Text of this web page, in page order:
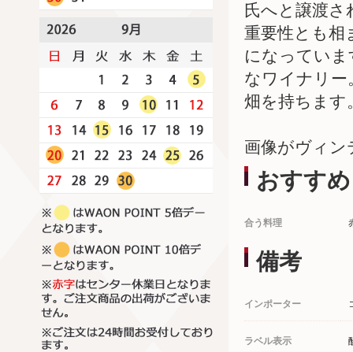
氏へと譲渡さ
重要性とも相
になってい
なワイナリー
畑を持ちます
画像がヴィン
おすすめ
合う料理
備考
インポーター
ラベル表示